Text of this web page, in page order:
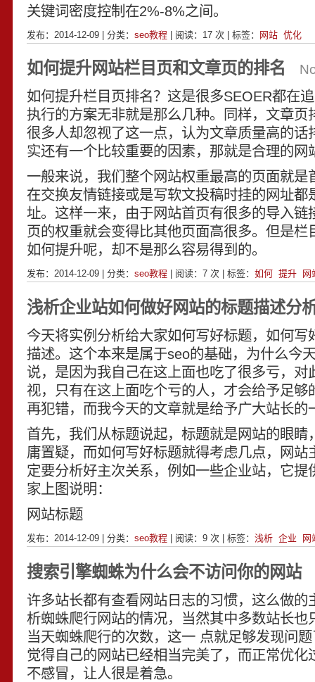
关键词密度控制在2%-8%之间。
发布：2014-12-09 | 分类： seo教程| 阅读： 17 次 | 标签： 网站 优化
如何提升网站栏目页和文章页的排名
如何提升栏目页排名？这是很多SEOER都在
执行的方案无非就是那么几种。同样，文章页
很多人却忽视了这一点，认为文章质量高的话
实还有一个比较重要的因素，那就是合理的网
一般来说，我们整个网站权重最高的页面就是
在交换友情链接或是写软文投稿时挂的网址都
址。这样一来，由于网站首页有很多的导入链
页的权重就会变得比其他页面高很多。但是栏
如何提升呢，却不是那么容易得到的。
发布：2014-12-09 | 分类： seo教程| 阅读： 7 次 | 标签： 如何 提升 网
浅析企业站如何做好网站的标题描述分
今天将实例分析给大家如何写好标题，如何写
描述。这个本来是属于seo的基础，为什么今
说，是因为我自己在这上面也吃了很多亏，对
视，只有在这上面吃个亏的人，才会给予足够
再犯错，而我今天的文章就是给予广大站长的
首先，我们从标题说起，标题就是网站的眼睛
庸置疑，而如何写好标题就得考虑几点，网站
定要分析好主次关系，例如一些企业站，它提
家上图说明：
网站标题
发布：2014-12-09 | 分类： seo教程| 阅读： 9 次 | 标签： 浅析 企业 网
搜索引擎蜘蛛为什么会不访问你的网站
许多站长都有查看网站日志的习惯，这么做的
析蜘蛛爬行网站的情况，当然其中多数站长也
当天蜘蛛爬行的次数，这一 点就足够发现问
觉得自己的网站已经相当完美了，而正常优化
不感冒，让人很是着急。